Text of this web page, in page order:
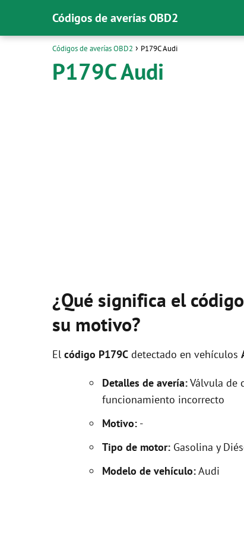
Códigos de averías OBD2
Códigos de averías OBD2 P179C Audi
P179C Audi
¿Qué significa el
su motivo?
El código P179C detectado en vehículos
Detalles de avería:Válvula de
funcionamiento incorrecto
Motivo: -
Tipo de motor: Gasolina y
Modelo de vehículo:Audi